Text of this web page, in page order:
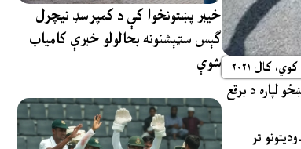
خیبر پښتونخوا کې د کمپرسډ نیچرل
ګېس سټېشنونه بحالولو خبرې کامیاب
شوې
کال ۲۰۲۱
لپاره د برقع
تر